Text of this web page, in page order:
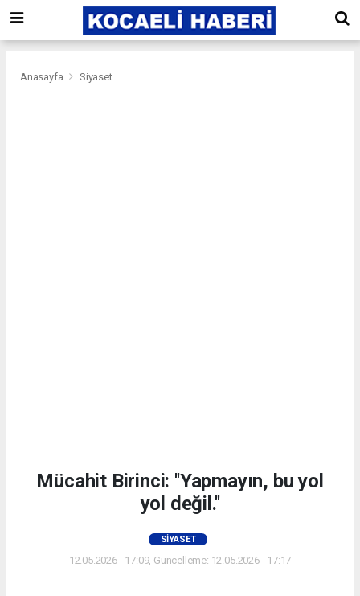
Anasayfa Siyaset
Mücahit Birinci: ''Yapmayın, bu yol
yol değil.''
SIYASET
12.05.2026 - 17:09, Güncelleme: 12.05.2026 - 17:17